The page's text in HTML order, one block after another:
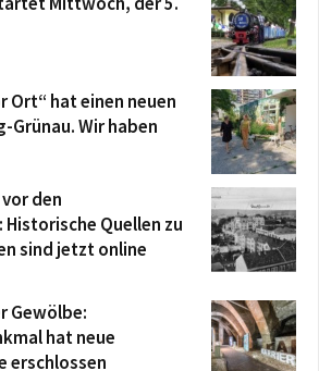
Ort“ hat einen neuen
Wir haben
den
Quellen zu
sind jetzt online
Gewölbe:
hat neue
erschlossen